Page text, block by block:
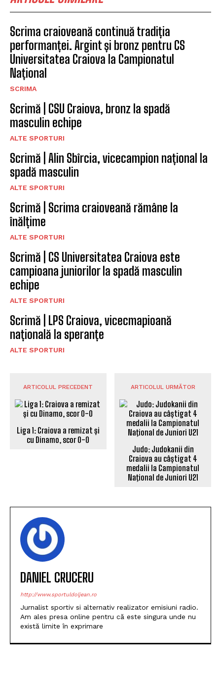
Scrima craioveană continuă tradiția
performanței. Argint și bronz pentru CS
Universitatea Craiova la Campionatul
Național
SCRIMA
Scrimă | CSU Craiova, bronz la spadă
masculin echipe
ALTE SPORTURI
Scrimă | Alin Sbîrcia, vicecampion național la
spadă masculin
ALTE SPORTURI
Scrimă | Scrima craioveană rămâne la
înălțime
ALTE SPORTURI
Scrimă | CS Universitatea Craiova este
campioana juniorilor la spadă masculin
echipe
ALTE SPORTURI
Scrimă | LPS Craiova, vicecmapioană
națională la speranțe
ALTE SPORTURI
ARTICOLUL PRECEDENT
Liga 1: Craiova a remizat și
cu Dinamo, scor 0-0
ARTICOLUL URMĂTOR
Judo: Judokanii din
Craiova au câștigat 4
medalii la Campionatul
Naţional de Juniori U21
DANIEL CRUCERU
http://www.sportuldoljean.ro
Jurnalist sportiv si alternativ realizator emisiuni radio.
Am ales presa online pentru că este singura unde nu
există limite în exprimare